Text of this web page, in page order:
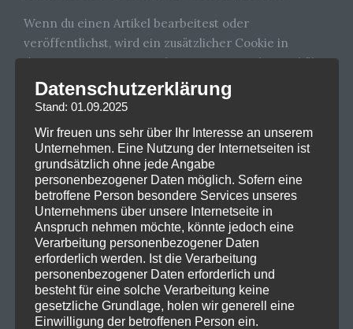
Wenn du einen Artikel bearbeitest oder
veröffentlichst, wird ein zusätzlicher Cookie in
deinem Browser gespeichert. Dieser Cookie enthält
keine personenbezogenen Daten und verweist nur
auf die Beitrags-ID des Artikels, den du gerade
Eingebettete Inhalte von anderen
Websites
Beiträge auf dieser Website können eingebettete
Inhalte beinhalten (z. B. Videos, Bilder, Beiträge etc.).
Eingebettete Inhalte von anderen Websites
verhalten sich exakt so, als ob der Besucher die
andere Website besucht hätte.
Diese Websites können Daten über dich sammeln,
Datenschutzerklärung
Stand: 01.09.2025
Wir freuen uns sehr über Ihr Interesse an unserem
Unternehmen. Eine Nutzung der Internetseiten ist
grundsätzlich ohne jede Angabe
personenbezogener Daten möglich. Sofern eine
betroffene Person besondere Services unseres
Unternehmens über unsere Internetseite in
Anspruch nehmen möchte, könnte jedoch eine
Verarbeitung personenbezogener Daten
erforderlich werden. Ist die Verarbeitung
personenbezogener Daten erforderlich und
besteht für eine solche Verarbeitung keine
gesetzliche Grundlage, holen wir generell eine
Einwilligung der betroffenen Person ein.